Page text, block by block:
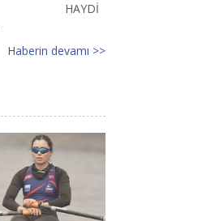
HAYDİ
Haberin devamı >>